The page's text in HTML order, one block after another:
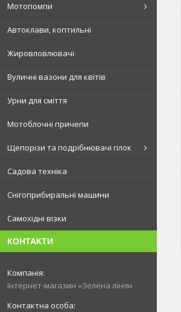
Мотопомпи
Автоклави, коптильні
Жировловлювачі
Вуличні вазони для квітів
Урни для сміття
Мотоблочні причепи
Щепорізи та подрібнювачі гілок
Садова техніка
Снігоприбиральні машини
Самохідні візки
КОНТАКТИ
Інтернет-магазин «Зелена лінія»